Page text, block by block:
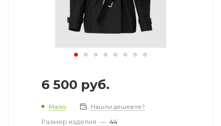
6 500 руб.
Мало Нашли дешевле?
Размер изделия — 44